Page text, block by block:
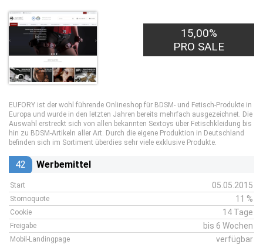
15,00%
PRO SALE
EUFORY ist der wohl führende Onlineshop für BDSM- und Fetisch-Produkte in
Europa und wurde in den letzten Jahren bereits mehrfach ausgezeichnet. Die
Auswahl erstreckt sich von allen bekannten Sextoys über Fetischkleidung bis
hin zu BDSM-Artikeln aller Art. Durch die eigene Produktion in Deutschland
befinden sich im Sortiment überdies sehr viele exklusive Produkte.
42 Werbemittel
Start 05.05.2015
Stornoquote 11 %
Cookie 14 Tage
Freigabe bis 6 Wochen
Mobil-Landingpage verfügbar